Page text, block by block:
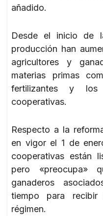
añadido.
Desde el inicio de
producción han
agricultores y
materias primas
fertilizantes y
cooperativas.
Respecto a la
en vigor el 1 de
cooperativas están
pero «preocupa»
ganaderos
tiempo para
régimen.